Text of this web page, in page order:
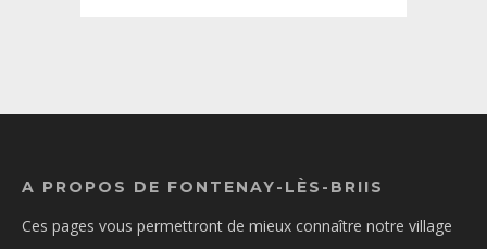
A PROPOS DE FONTENAY-LÈS-BRIIS
Ces pages vous permettront de mieux connaître notre village